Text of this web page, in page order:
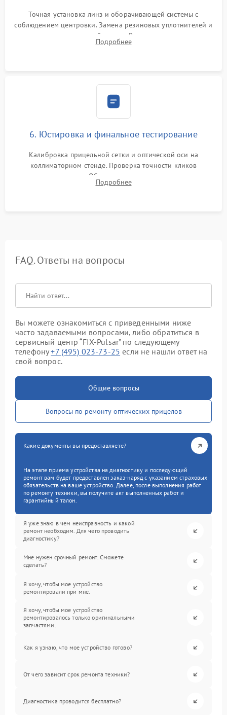
Точная установка линз и оборачивающей системы с
соблюдением центровки. Замена резиновых уплотнителей и
нанесение влагозащитной смазки. Вакуумирование корпуса
и заполнение его осушенным азотом или аргоном для
Подробнее
6. Юстировка и финальное тестирование
Калибровка прицельной сетки и оптической оси на
коллиматорном стенде. Проверка точности кликов
механизма поправок. Обязательное испытание прицела на
ударном стенде для проверки устойчивости к отдаче и
Подробнее
FAQ. Ответы на вопросы
Вы можете ознакомиться с приведенными ниже
часто задаваемыми вопросами, либо обратиться в
сервисный центр “FIX-Pulsar” по следующему
телефону+7 (495) 023-73-25 если не нашли ответ на
свой вопрос.
Общие вопросы
Вопросы по ремонту оптических прицелов
Какие документы вы предоставляете?
На этапе приема устройства на диагностику и последующий
ремонт вам будет предоставлен заказ-наряд с указанием страховых
обязательств на ваше устройство. Далее, после выполнения работ
по ремонту техники, вы получите акт выполненных работ и
гарантийный талон.
Я уже знаю в чем неисправность и какой
ремонт необходим. Для чего проводить
диагностику?
Мне нужен срочный ремонт. Сможете
сделать?
Я хочу, чтобы мое устройство
ремонтировали при мне.
Я хочу, чтобы мое устройство
ремонтировалось только оригинальными
запчастями.
Как я узнаю, что мое устройство готово?
От чего зависит срок ремонта техники?
Диагностика проводится бесплатно?